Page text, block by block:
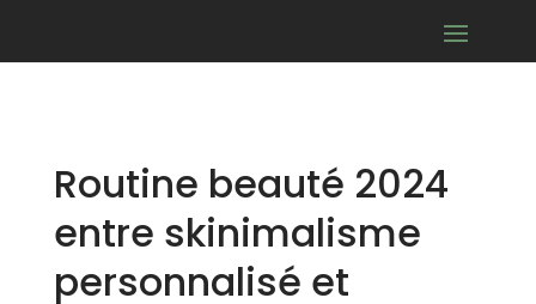
Routine beauté 2024
entre skinimalisme
personnalisé et